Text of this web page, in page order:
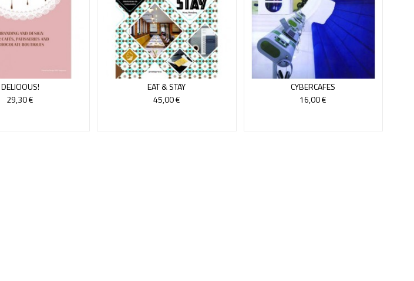
DELICIOUS!
29,30 €
EAT & STAY
45,00 €
CYBERCAFES
16,00 €